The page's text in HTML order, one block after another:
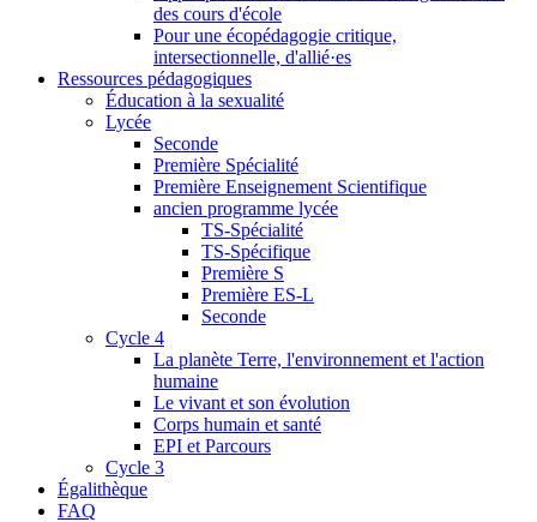
des cours d'école
Pour une écopédagogie critique,
intersectionnelle, d'allié·es
Ressources pédagogiques
Éducation à la sexualité
Lycée
Seconde
Première Spécialité
Première Enseignement Scientifique
ancien programme lycée
TS-Spécialité
TS-Spécifique
Première S
Première ES-L
Seconde
Cycle 4
La planète Terre, l'environnement et l'action
humaine
Le vivant et son évolution
Corps humain et santé
EPI et Parcours
Cycle 3
Égalithèque
FAQ